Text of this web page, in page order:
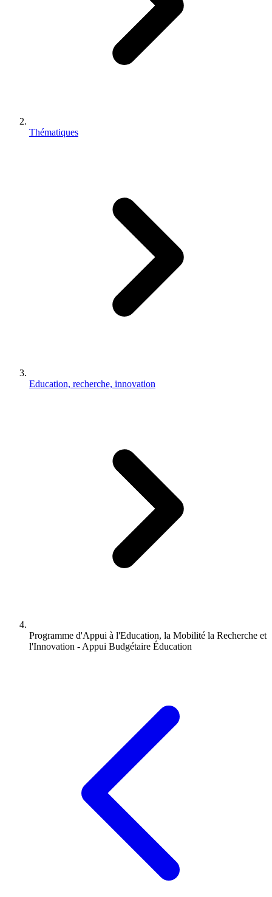
Thématiques
Education, recherche, innovation
Programme d'Appui à l'Education, la Mobilité la Recherche et
l'Innovation - Appui Budgétaire Éducation